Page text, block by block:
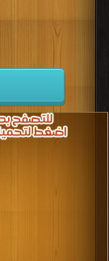
كتب 1934
كتب 1930
كتب 1926
كتب 1922